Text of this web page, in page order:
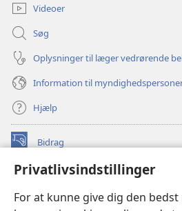
Privatlivsindstillinger
For at kunne give dig den
Videoer
Søg
Oplysninger til læger vedrørende
Information til
Hjælp
Bidrag
(åbner
vindue)Watchtower ONLINE LIBRARY™
nyt